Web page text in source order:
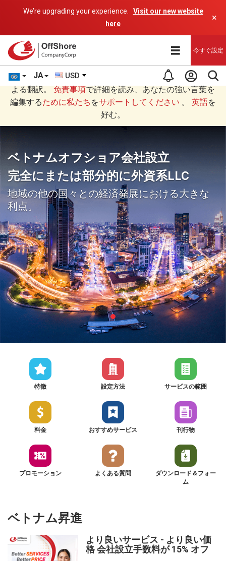
We’re upgrading your experience.
Visit our new website
here
×
JA USD
今すぐ設定
あなたは日本語 (にほんご)で読んでいますAIプログラムに
よる翻訳。 免責事項で詳細を読み、あなたの強い言葉を
編集するために私たち をサポートしてください 。 英語を
好む。
ベトナムオフショア会社設立
完全にまたは部分的に外資系LLC
地域の他の国々との経済発展における大きな
利点。
特徴 設定方法 サービスの範囲
料金 おすすめサービス 刊行物
プロモーション よくある質問
ダウンロード＆フォー
ム
ベトナム昇進
より良いサービス - より良い価
格 会社設立手数料が 15% オフ